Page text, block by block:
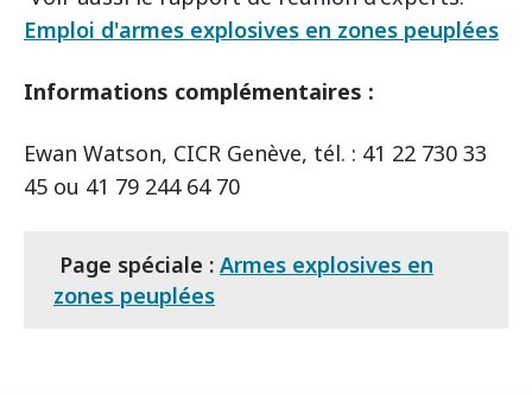
Emploi d'armes explosives en zones peuplées
Informations complémentaires :
Ewan Watson, CICR Genève, tél. : 41 22 730 33
45 ou 41 79 244 64 70
Page spéciale : Armes explosives en
zones peuplées